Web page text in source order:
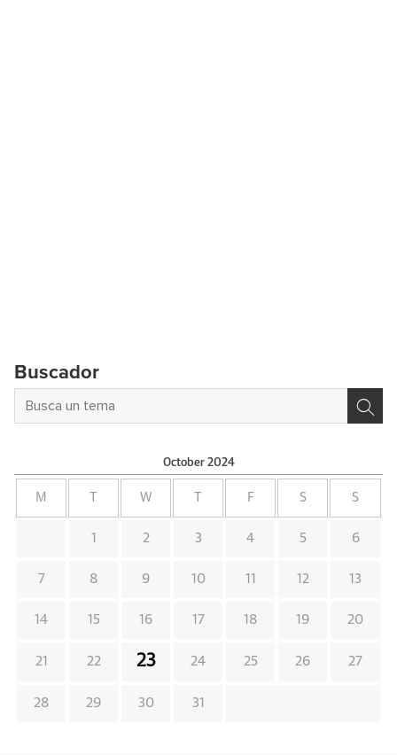
Buscador
October 2024
M W F S S
1 2 3 4 5 6
7 8 9 10 11 12 13
14 15 16 17 18 19 20
21 22 23 24 25 26 27
28 29 30 31